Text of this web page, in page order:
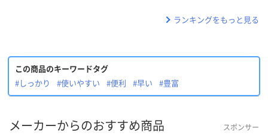
ランキングをもっと見る
この商品のキーワードタグ
#しっかり
#使いやすい #便利 #早い #豊富
メーカーからのおすすめ商品 スポンサー